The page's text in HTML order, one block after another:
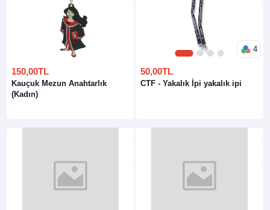
150,00TL
Kauçuk Mezun Anahtarlık
(Kadın)
1 2 3 4
4
50,00TL
CTF - Yakalık İpi yakalık ipi